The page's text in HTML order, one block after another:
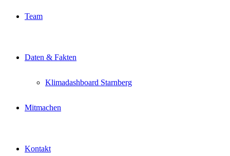
Team
Daten & Fakten
Klimadashboard Starnberg
Mitmachen
Kontakt